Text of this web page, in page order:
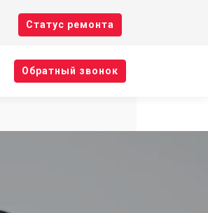
Cтатус ремонта
Oбратный звонок